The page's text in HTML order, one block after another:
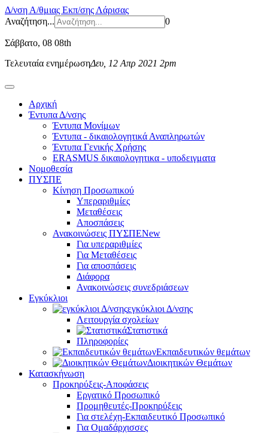
Δ/νση Α/θμιας Εκπ/σης Λάρισας
Αναζήτηση...
0
Σάββατο, 08 08th
Τελευταία ενημέρωσηΔευ, 12 Απρ 2021 2pm
Αρχική
Έντυπα Δ/νσης
Έντυπα Μονίμων
Έντυπα - δικαιολογητικά Αναπληρωτών
Έντυπα Γενικής Χρήσης
ERASMUS δικαιολογητικα - υποδειγματα
Νομοθεσία
ΠΥΣΠΕ
Κίνηση Προσωπικού
Υπεραριθμίες
Μεταθέσεις
Αποσπάσεις
Ανακοινώσεις ΠΥΣΠΕNew
Για υπεραριθμίες
Για Μεταθέσεις
Για αποσπάσεις
Διάφορα
Ανακοινώσεις συνεδριάσεων
Εγκύκλιοι
εγκύκλιοι Δ/νσης
Λειτουργία σχολείων
Στατιστικά
Πληροφορίες
Εκπαιδευτικών θεμάτων
Διοικητικών Θεμάτων
Κατασκήνωση
Προκηρύξεις-Αποφάσεις
Εργατικό Προσωπικό
Προμηθευτές-Προκηρύξεις
Για στελέχη-Εκπαιδευτικό Προσωπικό
Για Ομαδάρχισσες